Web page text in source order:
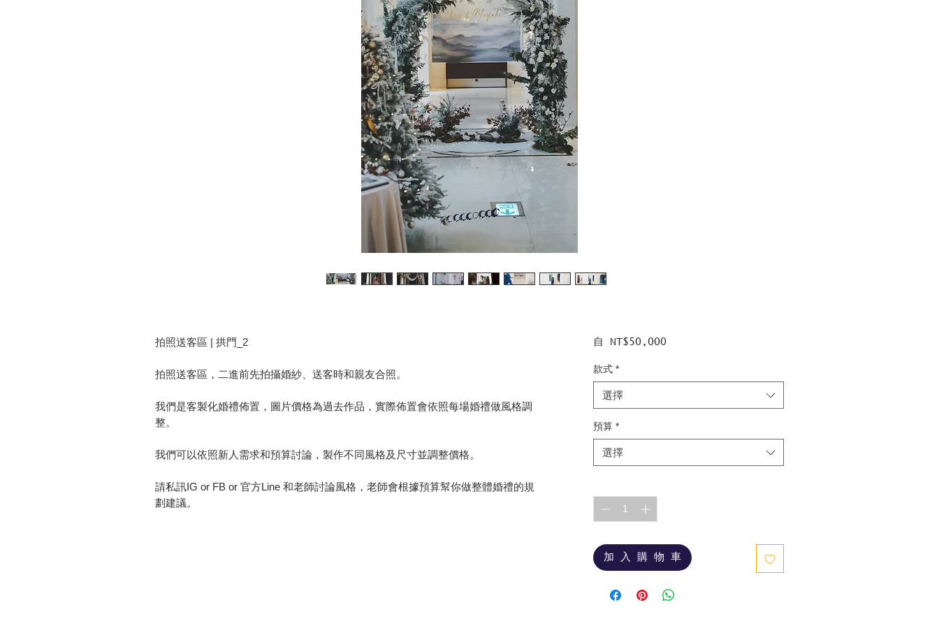
拍照送客區 | 拱門_2
拍照送客區，二進前先拍攝婚紗、送客時和親友合照。
我們是客製化婚禮佈置，圖片價格為過去作品，實際佈置會依照每場婚禮做風格調
整。
我們可以依照新人需求和預算討論，製作不同風格及尺寸並調整價格。
請私訊IG or FB or 官方Line 和老師討論風格，老師會根據預算幫你做整體婚禮的規
劃建議。
自 NT$50,000促
格
款式 *
選擇
預算 *
選擇
加 入 購 物 車